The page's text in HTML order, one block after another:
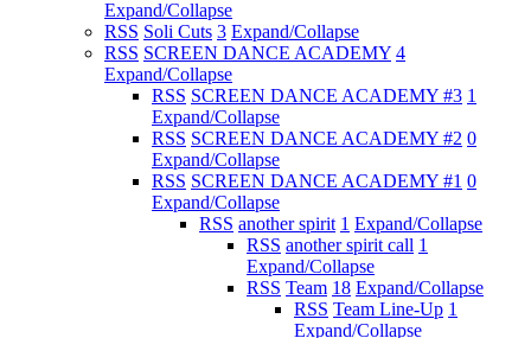
Expand/Collapse
RSS Soli Cuts 3 Expand/Collapse
RSS SCREEN DANCE ACADEMY 4
Expand/Collapse
RSS SCREEN DANCE ACADEMY #3 1
Expand/Collapse
RSS SCREEN DANCE ACADEMY #2 0
Expand/Collapse
RSS SCREEN DANCE ACADEMY #1 0
Expand/Collapse
RSS another spirit 1 Expand/Collapse
RSS another spirit call 1
Expand/Collapse
RSS Team 18 Expand/Collapse
RSS Team Line-Up 1
Expand/Collapse